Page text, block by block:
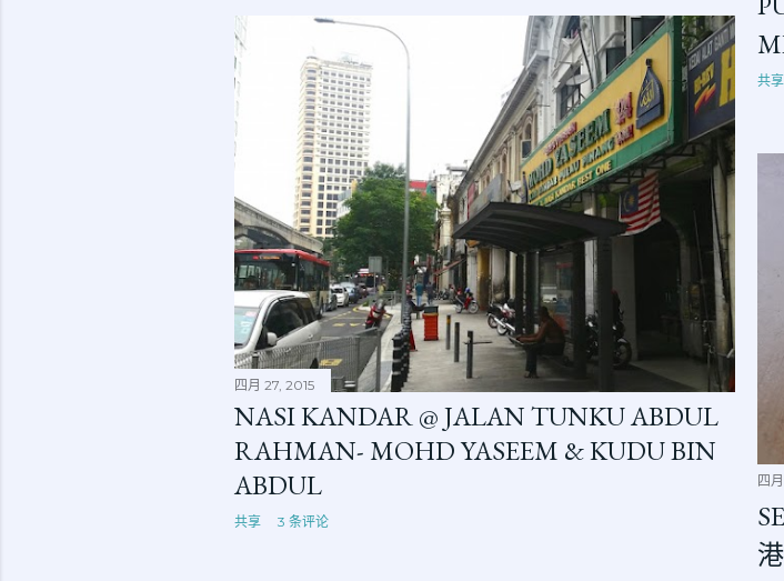
共享
四月 27, 2015
NASI KANDAR @ JALAN TUNKU ABDUL
RAHMAN- MOHD YASEEM & KUDU BIN
ABDUL
共享 3 条评论
四